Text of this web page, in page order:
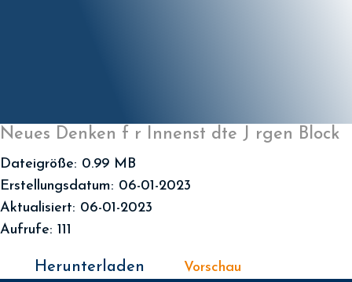
Neues Denken f r Innenst dte J rgen Block
Dateigröße: 0.99 MB
Erstellungsdatum: 06-01-2023
Aktualisiert: 06-01-2023
Aufrufe: 111
Herunterladen Vorschau